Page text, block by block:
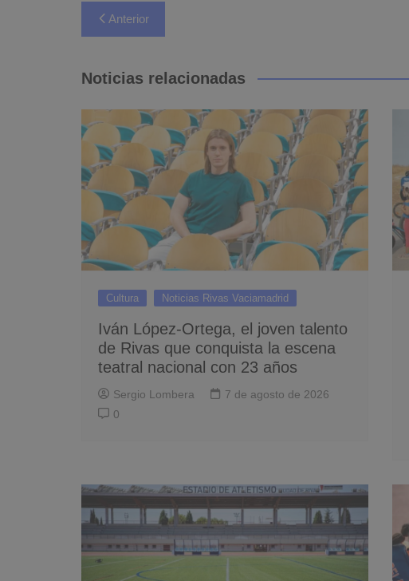
Navegación
de
entradas
Anterior
Noticias relacionadas
Cultura Noticias Rivas Vaciamadrid
Iván López-Ortega, el joven talento
de Rivas que conquista la escena
teatral nacional con 23 años
Sergio Lombera
7 de agosto de 2026
0